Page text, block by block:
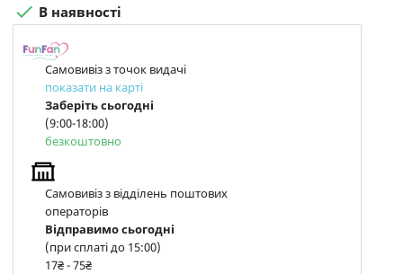
 В наявності
Самовивіз з точок видачі
показати на карті
Заберіть сьогодні
(9:00-18:00)
безкоштовно
Самовивіз з відділень поштових
операторів
Відправимо сьогодні
(при сплаті до 15:00)
17₴ - 75₴